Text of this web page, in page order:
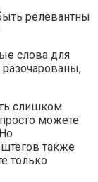
релевантны
слова для
разочарованы,
слишком
можете
также
только